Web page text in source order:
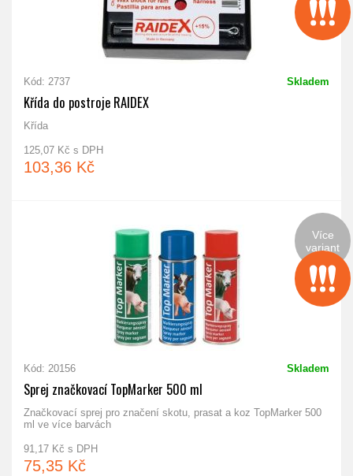
Kód: 2737 Skladem
Křída do postroje RAIDEX
Křída
125,07 Kč s DPH
103,36 Kč
Kód: 20156 Skladem
Sprej značkovací TopMarker 500 ml
Značkovací sprej pro značení skotu, prasat a koz TopMarker 500
ml ve více barvách
91,17 Kč s DPH
75,35 Kč
Více
variant